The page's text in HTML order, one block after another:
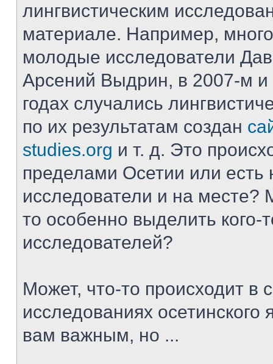
лингвистическим
материале. Например,
молодые исследователи
Арсений Выдрин, в 2007-м
годах случались
по их результатам создан
studies.org и т. д. Это
пределами Осетии или есть
исследователи и на месте?
то особенно выделить кого-
исследователей?
Может, что-то происходит в
исследованиях осетинского
вам важным, но ...